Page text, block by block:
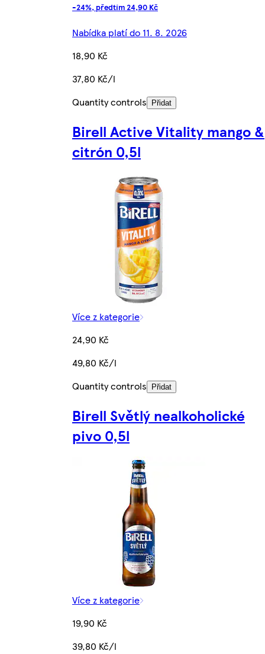
-24%, předtím 24,90 Kč
Nabídka platí do 11. 8. 2026
18,90 Kč
37,80 Kč/l
Quantity controls
Přidat
Birell Active Vitality mango &
citrón 0,5l
Více z kategorie
24,90 Kč
49,80 Kč/l
Quantity controls
Přidat
Birell Světlý nealkoholické
pivo 0,5l
Více z kategorie
19,90 Kč
39,80 Kč/l